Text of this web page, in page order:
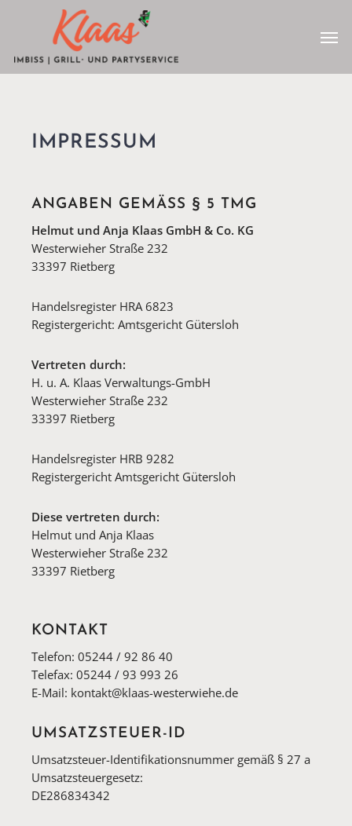
content
IMPRESSUM
ANGABEN GEMÄSS § 5 TMG
Helmut und Anja Klaas GmbH & Co. KG
Westerwieher Straße 232
33397 Rietberg
Handelsregister HRA 6823
Registergericht: Amtsgericht Gütersloh
Vertreten durch:
H. u. A. Klaas Verwaltungs-GmbH
Westerwieher Straße 232
33397 Rietberg
Handelsregister HRB 9282
Registergericht Amtsgericht Gütersloh
Diese vertreten durch:
Helmut und Anja Klaas
Westerwieher Straße 232
33397 Rietberg
KONTAKT
Telefon: 05244 / 92 86 40
Telefax: 05244 / 93 993 26
E-Mail: kontakt@klaas-westerwiehe.de
UMSATZSTEUER-ID
Umsatzsteuer-Identifikationsnummer gemäß § 27 a
Umsatzsteuergesetz:
DE286834342